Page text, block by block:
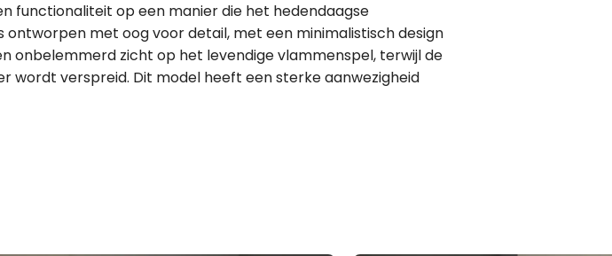
functionaliteit op een manier die het hedendaagse
ontworpen met oog voor detail, met een minimalistisch design
onbelemmerd zicht op het levendige vlammenspel, terwijl de
verspreid. Dit model heeft een sterke aanwezigheid